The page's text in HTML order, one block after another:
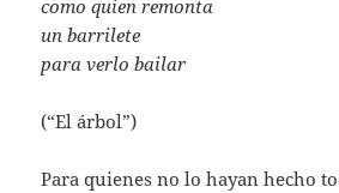
como quien remonta
un barrilete
para verlo bailar
(“El árbol”)
Para quienes no lo hayan hecho